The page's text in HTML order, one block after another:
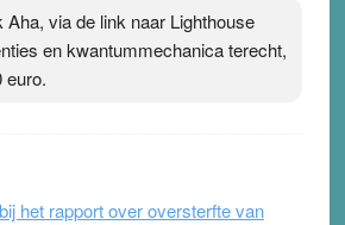
via de link naar Lighthouse
en kwantummechanica terecht,
euro.
het rapport over oversterfte van